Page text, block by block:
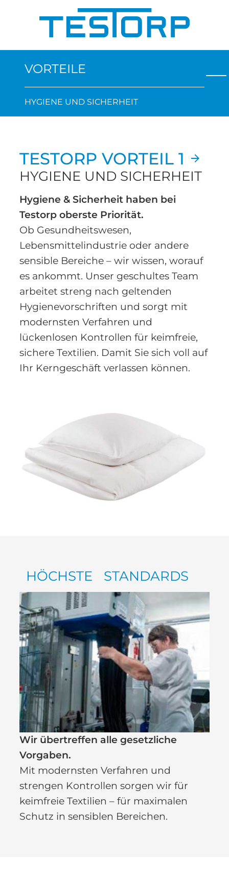
VORTEILE
HYGIENE UND SICHERHEIT
TESTORP VORTEIL 1
HYGIENE UND SICHERHEIT
Hygiene & Sicherheit haben bei
Testorp oberste Priorität.
Ob Gesundheitswesen,
Lebensmittelindustrie oder andere
sensible Bereiche – wir wissen, worauf
es ankommt. Unser geschultes Team
arbeitet streng nach geltenden
Hygienevorschriften und sorgt mit
modernsten Verfahren und
lückenlosen Kontrollen für keimfreie,
sichere Textilien. Damit Sie sich voll auf
Ihr Kerngeschäft verlassen können.
HÖCHSTE STANDARDS
Wir übertreffen alle gesetzliche
Vorgaben.
Mit modernsten Verfahren und
strengen Kontrollen sorgen wir für
keimfreie Textilien – für maximalen
Schutz in sensiblen Bereichen.